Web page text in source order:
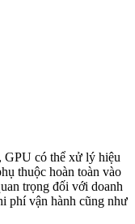
có thể xử lý hiệu
thuộc hoàn toàn vào
trọng đối với doanh
phí vận hành cũng như